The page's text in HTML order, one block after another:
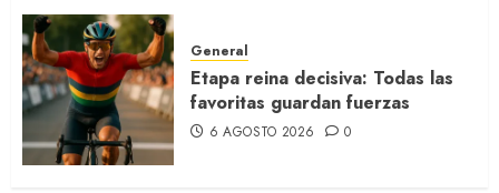
General
Etapa reina decisiva: Todas las
favoritas guardan fuerzas
6 AGOSTO 2026 0